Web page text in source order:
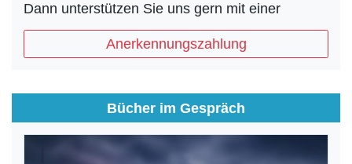
Dann unterstützen Sie uns gern mit einer
Anerkennungszahlung
Bücher im Gespräch